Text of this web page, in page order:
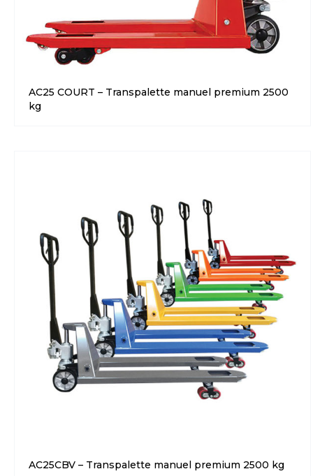
AC25 COURT – Transpalette manuel premium 2500
kg
AC25CBV – Transpalette manuel premium 2500 kg